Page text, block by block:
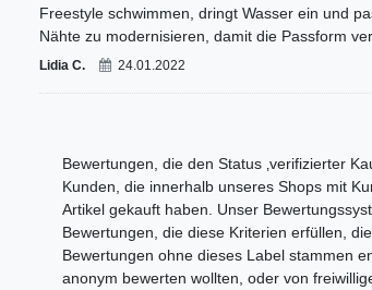
Freestyle schwimmen, dringt Wasser ein und
Nähte zu modernisieren, damit die Passform
Lidia C. 24.01.2022
Bewertungen, die den Status ‚verifizierter
Kunden, die innerhalb unseres Shops mit
Artikel gekauft haben. Unser
Bewertungen, die diese Kriterien erfüllen,
Bewertungen ohne dieses Label stammen
anonym bewerten wollten, oder von